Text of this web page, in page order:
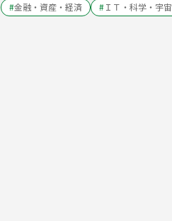
#金融・資産・経済 #ＩＴ・科学・宇宙